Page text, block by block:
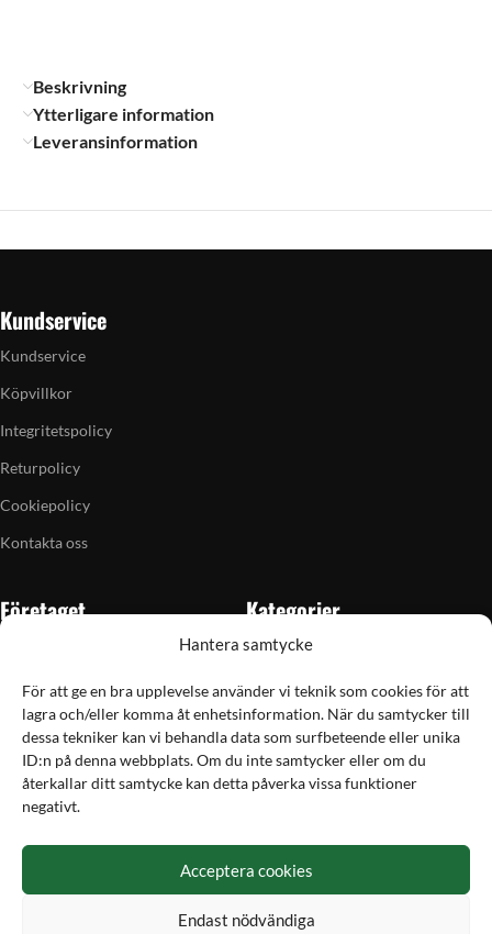
Hantera samtycke
För att ge en bra upplevelse använder vi teknik som cookies för att
lagra och/eller komma åt enhetsinformation. När du samtycker till
dessa tekniker kan vi behandla data som surfbeteende eller unika
ID:n på denna webbplats. Om du inte samtycker eller om du
återkallar ditt samtycke kan detta påverka vissa funktioner
negativt.
Acceptera cookies
Endast nödvändiga
Beskrivning
Ytterligare information
Leveransinformation
Kundservice
Kundservice
Köpvillkor
Integritetspolicy
Returpolicy
Cookiepolicy
Kontakta oss
Företaget
Butiken i Vellinge
Artiklar
Grain till gram-kalkylator
Kampanjer
Kategorier
Skytte
Jakt & fiske
Handladdning
Optik
Utrustning